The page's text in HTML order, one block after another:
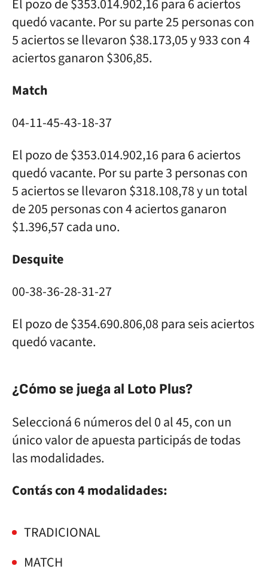
El pozo de $353.014.902,16 para 6 aciertos
quedó vacante. Por su parte 25 personas con
5 aciertos se llevaron $38.173,05 y 933 con 4
aciertos ganaron $306,85.
Match
04-11-45-43-18-37
El pozo de $353.014.902,16 para 6 aciertos
quedó vacante. Por su parte 3 personas con
5 aciertos se llevaron $318.108,78 y un total
de 205 personas con 4 aciertos ganaron
$1.396,57 cada uno.
Desquite
00-38-36-28-31-27
El pozo de $354.690.806,08 para seis aciertos
quedó vacante.
¿Cómo se juega al Loto Plus?
Seleccioná 6 números del 0 al 45, con un
único valor de apuesta participás de todas
las modalidades.
Contás con 4 modalidades:
TRADICIONAL
MATCH